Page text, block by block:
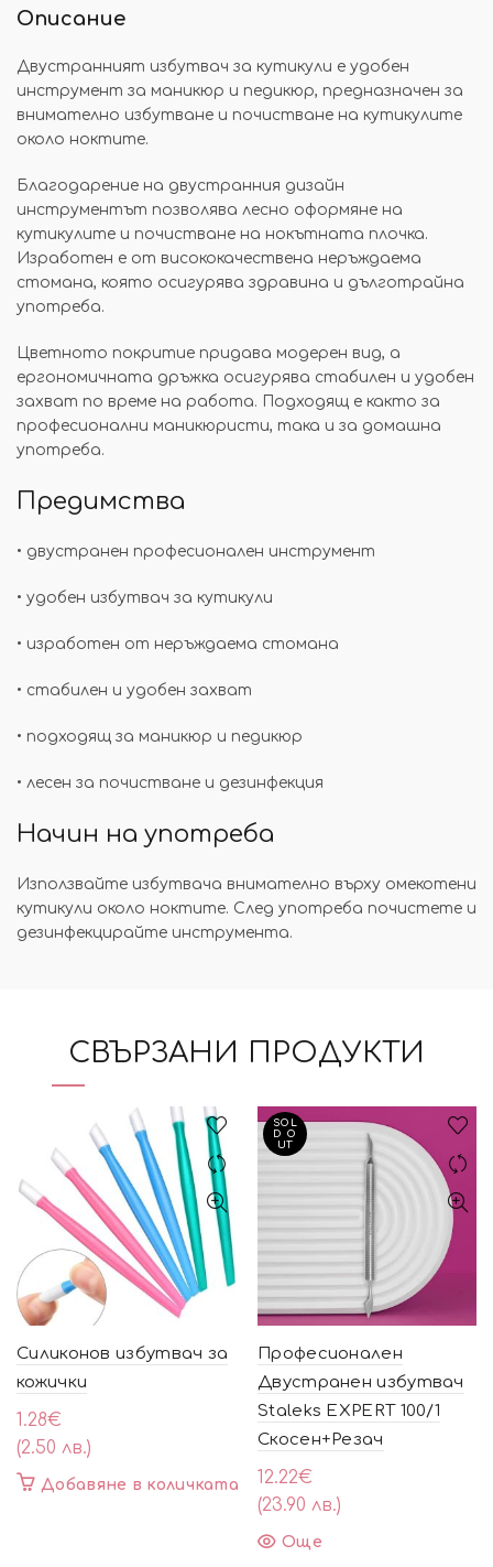
Описание
Двустранният избутвач за кутикули е удобен
инструмент за маникюр и педикюр, предназначен за
внимателно избутване и почистване на кутикулите
около ноктите.
Благодарение на двустранния дизайн
инструментът позволява лесно оформяне на
кутикулите и почистване на нокътната плочка.
Изработен е от висококачествена неръждаема
стомана, която осигурява здравина и дълготрайна
употреба.
Цветното покритие придава модерен вид, а
ергономичната дръжка осигурява стабилен и удобен
захват по време на работа. Подходящ е както за
професионални маникюристи, така и за домашна
употреба.
Предимства
• двустранен професионален инструмент
• удобен избутвач за кутикули
• изработен от неръждаема стомана
• стабилен и удобен захват
• подходящ за маникюр и педикюр
• лесен за почистване и дезинфекция
Начин на употреба
Използвайте избутвача внимателно върху омекотени
кутикули около ноктите. След употреба почистете и
дезинфекцирайте инструмента.
СВЪРЗАНИ ПРОДУКТИ
Силиконов избутвач за
кожички
1.28€
(2.50 лв.)
Добавяне в количката
SOL
D O
UT
Професионален
Двустранен избутвач
Staleks EXPERT 100/1
Скосен+Резач
12.22€
(23.90 лв.)
Още